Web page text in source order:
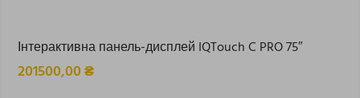
Інтерактивна панель-дисплей IQTouch C PRO 75″
201500,00₴